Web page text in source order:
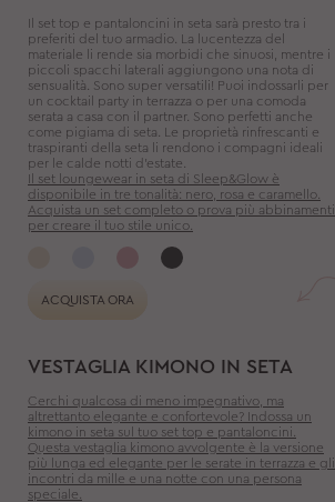
Il set top e pantaloncini in seta sarà presto tra i
preferiti del tuo armadio. La lucentezza del
materiale li rende sia morbidi che sinuosi, mentre i
piccoli spacchi laterali aggiungono una nota di
sensualità. Sono super versatili! Puoi indossarli per
un cocktail party in terrazza o per una comoda
serata a casa con il partner. Sono perfetti anche
come pigiama di seta. Le proprietà rinfrescanti e
traspiranti della seta li rendono i compagni ideali
per le calde notti d'estate.
Il set loungewear in seta di Sleep&Glow è
disponibile in tre tonalità: nero, rosa e caramello.
Acquista un set completo o prova più abbinamenti
per creare il tuo stile unico.
ACQUISTA ORA
VESTAGLIA KIMONO IN SETA
Cerchi qualcosa di meno impegnativo, ma
altrettanto elegante e confortevole? Indossa un
kimono in seta sul tuo set top e pantaloncini.
Questa vestaglia kimono avvolgente è la versione
più lunga ed elegante per le serate in terrazza e gli
incontri da mille e una notte con una persona
speciale.